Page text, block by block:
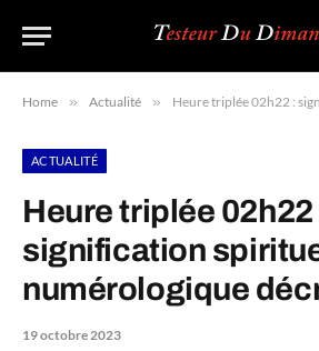
Home » Actualité » Heure triplée 02h22 : signification
ACTUALITÉ
Heure triplée 02h22
signification
numérologique
19 octobre 2023